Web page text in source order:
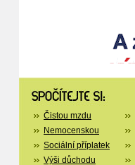
Čistou mzdu
Nemocenskou
Sociální příplatek
Výši důchodu